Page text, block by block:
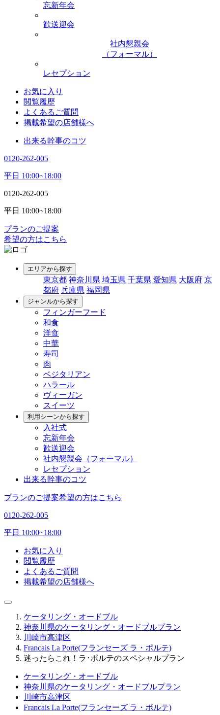
忘新年会
歓送迎会
社内懇親会
（フォーマル）
レセプション
お気に入り
閲覧履歴
よくあるご質問
掲載希望の店舗様へ
出来る幹事のコツ
0120-262-005
平日 10:00~18:00
0120-262-005
平日 10:00~18:00
プランのご提案
希望の方はこちら
エリアから探す
東京都 神奈川県 埼玉県 千葉県 愛知県 大阪府 京
都府 兵庫県 福岡県
ジャンルから探す
フィンガーフード
和食
洋食
中華
寿司
肉
ベジタリアン
ハラール
ヴィーガン
スイーツ
利用シーンから探す
入社式
忘新年会
歓送迎会
社内懇親会（フォーマル）
レセプション
出来る幹事のコツ
プランのご提案希望の方はこちら
0120-262-005
平日 10:00~18:00
お気に入り
閲覧履歴
よくあるご質問
掲載希望の店舗様へ
ケータリング・オードブル
神奈川県のケータリング・オードブルプラン
川崎市高津区
Francais La Porte(フランセーズ ラ・ポルテ)
迷ったらこれ！ラ･ポルテのスペシャルプラン
ケータリング・オードブル
神奈川県のケータリング・オードブルプラン
川崎市高津区
Francais La Porte(フランセーズ ラ・ポルテ)